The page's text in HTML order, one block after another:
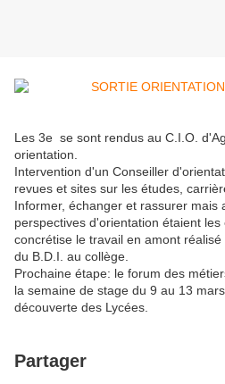
Les 3e se sont rendus au C.I.O.
orientation.
Intervention d'un Conseiller
revues et sites sur les études,
Informer, échanger et rassurer mais
perspectives d'orientation étaient
concrétise le travail en amont
du B.D.I. au collège.
Prochaine étape: le forum des
la semaine de stage du 9 au 13
découverte des Lycées.
Partager